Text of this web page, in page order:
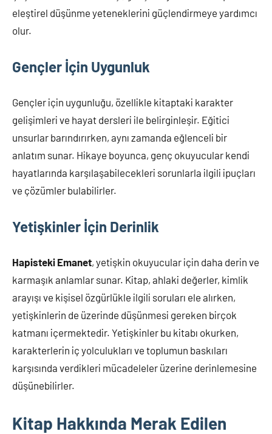
eleştirel düşünme yeteneklerini güçlendirmeye yardımcı
olur.
Gençler İçin Uygunluk
Gençler için uygunluğu, özellikle kitaptaki karakter
gelişimleri ve hayat dersleri ile belirginleşir. Eğitici
unsurlar barındırırken, aynı zamanda eğlenceli bir
anlatım sunar. Hikaye boyunca, genç okuyucular kendi
hayatlarında karşılaşabilecekleri sorunlarla ilgili ipuçları
ve çözümler bulabilirler.
Yetişkinler İçin Derinlik
Hapisteki Emanet, yetişkin okuyucular için daha derin ve
karmaşık anlamlar sunar. Kitap, ahlaki değerler, kimlik
arayışı ve kişisel özgürlükle ilgili soruları ele alırken,
yetişkinlerin de üzerinde düşünmesi gereken birçok
katmanı içermektedir. Yetişkinler bu kitabı okurken,
karakterlerin iç yolculukları ve toplumun baskıları
karşısında verdikleri mücadeleler üzerine derinlemesine
düşünebilirler.
Kitap Hakkında Merak Edilen